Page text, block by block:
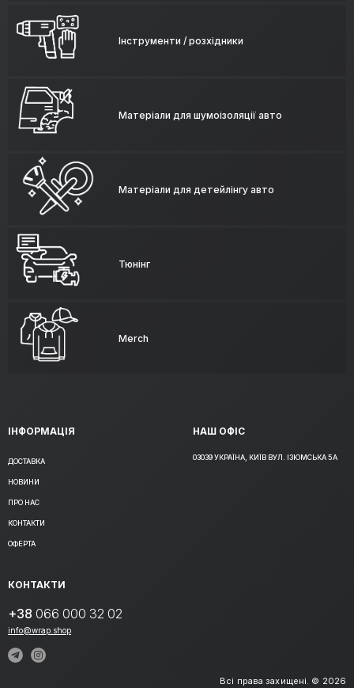
Інструменти / розхідники
Матеріали для шумоізоляції авто
Матеріали для детейлінгу авто
Тюнінг
Merch
ІНФОРМАЦІЯ
ДОСТАВКА
НОВИНИ
ПРО НАС
КОНТАКТИ
ОФЕРТА
НАШ ОФІС
03039 УКРАЇНА, КИЇВ ВУЛ. ІЗЮМСЬКА 5А
КОНТАКТИ
+38 066 000 32 02
info@wrap.shop
Всі права захищені. © 2026